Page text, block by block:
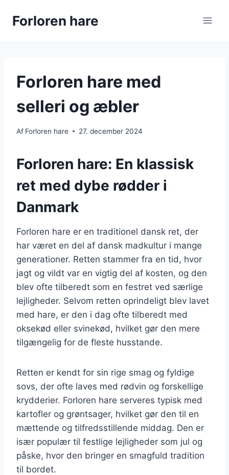
Forloren hare
Forloren hare med
selleri og æbler
Af Forloren hare 27. december 2024
Forloren hare: En klassisk
ret med dybe rødder i
Danmark
Forloren hare er en traditionel dansk ret, der
har været en del af dansk madkultur i mange
generationer. Retten stammer fra en tid, hvor
jagt og vildt var en vigtig del af kosten, og den
blev ofte tilberedt som en festret ved særlige
lejligheder. Selvom retten oprindeligt blev lavet
med hare, er den i dag ofte tilberedt med
oksekød eller svinekød, hvilket gør den mere
tilgængelig for de fleste husstande.
Retten er kendt for sin rige smag og fyldige
sovs, der ofte laves med rødvin og forskellige
krydderier. Forloren hare serveres typisk med
kartofler og grøntsager, hvilket gør den til en
mættende og tilfredsstillende middag. Den er
især populær til festlige lejligheder som jul og
påske, hvor den bringer en smagfuld tradition
til bordet.